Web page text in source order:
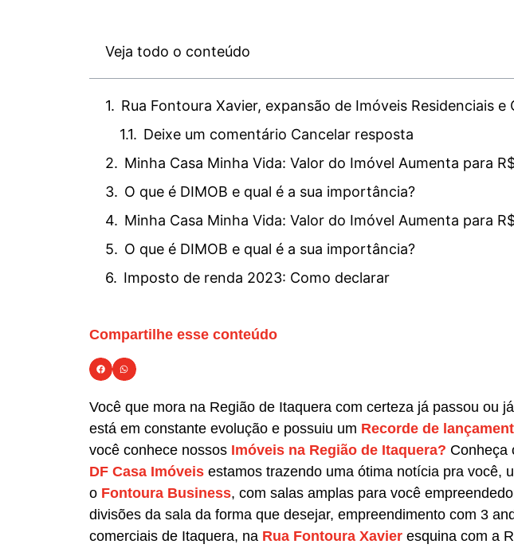
Veja todo o conteúdo
Rua Fontoura Xavier, expansão de Imóveis Residenciais e
Deixe um comentário Cancelar resposta
Minha Casa Minha Vida: Valor do Imóvel Aumenta para
O que é DIMOB e qual é a sua importância?
Minha Casa Minha Vida: Valor do Imóvel Aumenta para
O que é DIMOB e qual é a sua importância?
Imposto de renda 2023: Como declarar
Compartilhe esse conteúdo
Você que mora na Região de Itaquera com certeza já passou ou
está em constante evolução e possuiu um Recorde de
você conhece nossos Imóveis na Região de Itaquera? Conheça
DF Casa Imóveis estamos trazendo uma ótima notícia pra você,
o Fontoura Business, com salas amplas para você
divisões da sala da forma que desejar, empreendimento com 3
comerciais de Itaquera, na Rua Fontoura Xavier esquina com a